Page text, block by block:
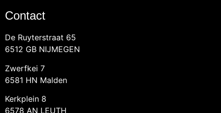
Contact
De Ruyterstraat 65
6512 GB NIJMEGEN
Zwerfkei 7
6581 HN Malden
Kerkplein 8
6578 AN LEUTH